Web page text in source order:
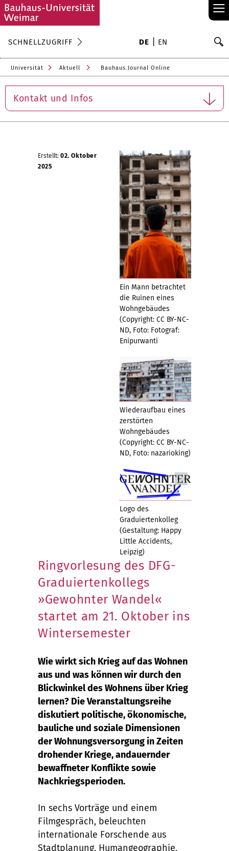
≡
SCHNELLZUGRIFF DE EN
Universität Aktuell Bauhaus.Journal Online
Kontakt und Infos
Ein Mann betrachtet
die Ruinen eines
Wohngebäudes
(Copyright: CC BY-NC-
ND, Foto: Fotograf:
Enipurwanti
Wiederaufbau eines
zerstörten
Wohngebäudes
(Copyright: CC BY-NC-
ND, Foto: nazarioking)
Logo des
Graduiertenkolleg
(Gestaltung: Happy
Little Accidents,
Leipzig)
Erstellt: 02. Oktober
2025
Ringvorlesung des DFG-
Graduiertenkollegs
»Gewohnter Wandel«
startet am 21. Oktober ins
Wintersemester
Wie wirkt sich Krieg auf das Wohnen
aus und was können wir durch den
Blickwinkel des Wohnens über Krieg
lernen? Die Veranstaltungsreihe
diskutiert politische, ökonomische,
bauliche und soziale Dimensionen
der Wohnungsversorgung in Zeiten
drohender Kriege, andauernder
bewaffneter Konflikte sowie
Nachkriegsperioden.
In sechs Vorträge und einem
Filmgespräch, beleuchten
internationale Forschende aus
Stadtplanung, Humangeographie,